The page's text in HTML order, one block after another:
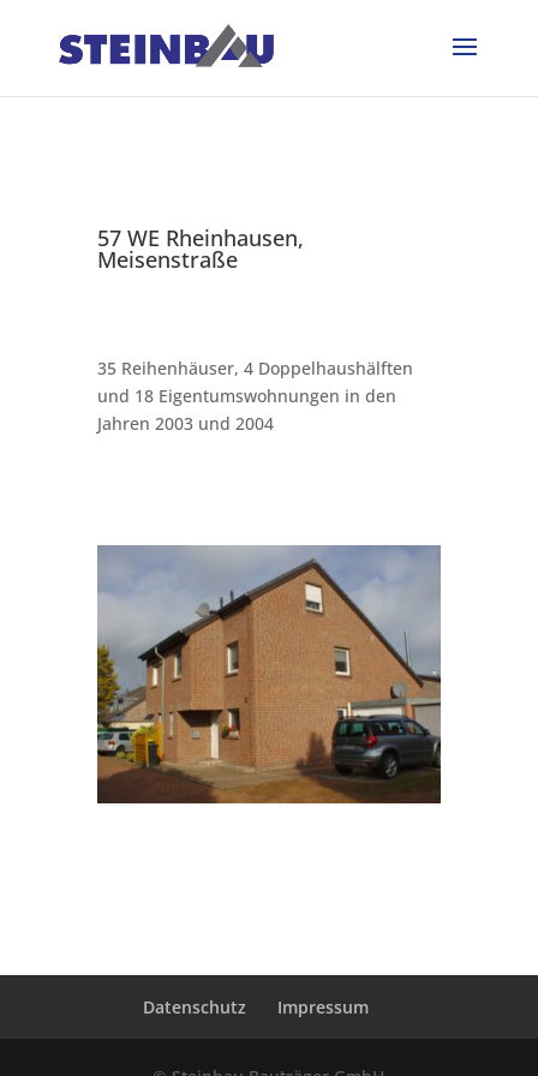
57 WE Rheinhausen,
Meisenstraße
35 Reihenhäuser, 4 Doppelhaushälften
und 18 Eigentumswohnungen in den
Jahren 2003 und 2004
Datenschutz Impressum